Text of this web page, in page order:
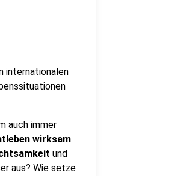
internationalen
auch immer
wirksam
und
aus? Wie setze